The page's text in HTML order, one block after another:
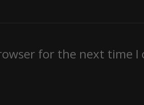
for the next time I